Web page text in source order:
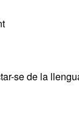
se de la